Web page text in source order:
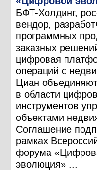
БФТ-Холдинг,
вендор,
программных
заказных
цифровая
операций с
Циан объединяют
в области
инструментов
объектами
Соглашение
рамках
форума
эволюция» ...